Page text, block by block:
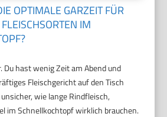
OPTIMALE GARZEIT FÜR
IM
Du hast wenig Zeit am Abend und
Fleischgericht auf den Tisch
wie lange Rindfleisch,
im Schnellkochtopf wirklich brauchen.